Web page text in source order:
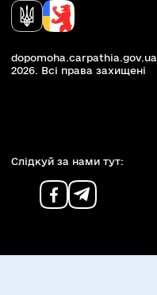
dopomoha.carpathia.gov.ua
2026. Всi права захищенi
Слiдкуй за нами тут: